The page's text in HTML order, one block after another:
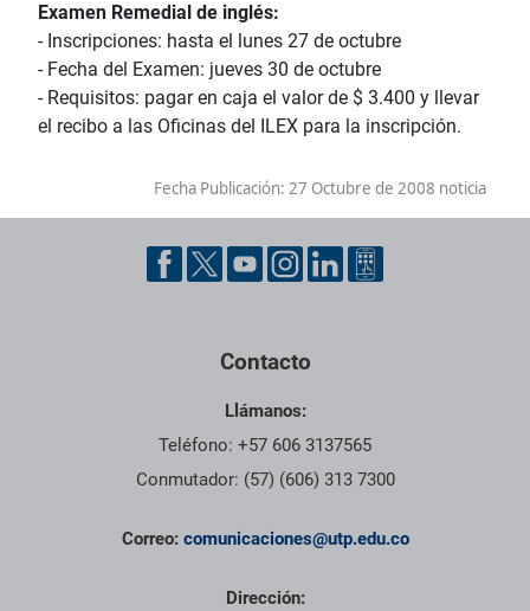
Examen Remedial de inglés:
- Inscripciones: hasta el lunes 27 de octubre
- Fecha del Examen: jueves 30 de octubre
- Requisitos: pagar en caja el valor de $ 3.400 y llevar
el recibo a las Oficinas del ILEX para la inscripción.
Fecha Publicación: 27 Octubre de 2008 noticia
Contacto
Llámanos:
Teléfono: +57 606 3137565
Conmutador: (57) (606) 313 7300
Correo: comunicaciones@utp.edu.co
Dirección: